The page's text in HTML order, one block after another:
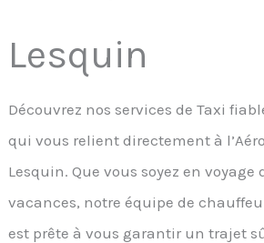
Lesquin
Découvrez nos services de Taxi
qui vous relient directement à
Lesquin. Que vous soyez en voyage
vacances, notre équipe de
est prête à vous garantir un trajet